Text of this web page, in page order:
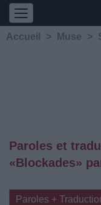
Accueil > Muse >
Paroles et
«Blockades»
Paroles +